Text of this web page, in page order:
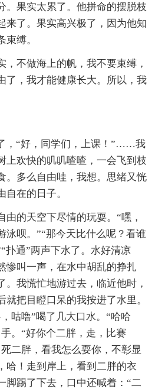
。果实太累了。他拼命的摆脱枝
来了。果实高兴极了，因为他知
缚。
，不做海上的帆，我不要束缚，
了，我才能健康长大。所以，我
，“好，同学们，上课！”……我
上欢快的叽叽喳喳，一会飞到枝
。多么自由哇，我想。思绪又恍
在的日子。
由的天空下尽情的玩耍。“嘿，
泳呗。”“那今天比什么呢？看谁
扑通”两声下水了。水好清凉
惨叫一声，在水中胡乱的挣扎
。我慌忙地游过去，临近他时，
就把目瞪口呆的我按进了水里。
咕噜”喝了几大口水。“哈哈
。“好你个二胖，走，比赛
二胖，看我怎么耍你，不彰显
哈！走到岸上，看到二胖的衣
脚踢了下去，口中还喊着：“二